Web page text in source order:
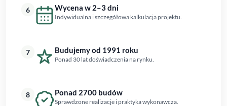
6 Wycena w 2–3 dni
Indywidualna i szczegółowa kalkulacja projektu.
7 Budujemy od 1991 roku
Ponad 30 lat doświadczenia na rynku.
8 Ponad 2700 budów
Sprawdzone realizacje i praktyka wykonawcza.